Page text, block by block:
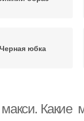
Черная юбка
Какие